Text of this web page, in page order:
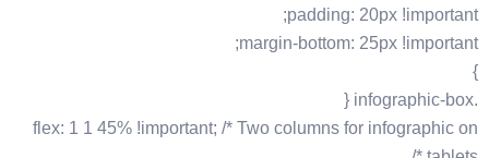
padding: 20px !important;
margin-bottom: 25px !important;
}
.infographic-box {
flex: 1 1 45% !important; /* Two columns for infographic on